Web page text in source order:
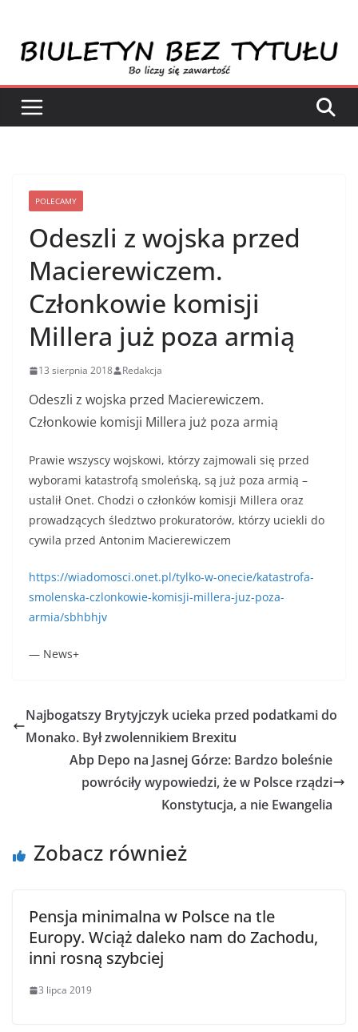
treści
POLECAMY
Odeszli z wojska przed
Macierewiczem.
Członkowie komisji
Millera już poza armią
13 sierpnia 2018 Redakcja
Odeszli z wojska przed Macierewiczem.
Członkowie komisji Millera już poza armią
Prawie wszyscy wojskowi, którzy zajmowali się przed
wyborami katastrofą smoleńską, są już poza armią –
ustalił Onet. Chodzi o członków komisji Millera oraz
prowadzących śledztwo prokuratorów, którzy uciekli do
cywila przed Antonim Macierewiczem
https://wiadomosci.onet.pl/tylko-w-onecie/katastrofa-
smolenska-czlonkowie-komisji-millera-juz-poza-
armia/sbhbhjv
— News+
Najbogatszy Brytyjczyk ucieka przed podatkami do
Monako. Był zwolennikiem Brexitu
Abp Depo na Jasnej Górze: Bardzo boleśnie
powróciły wypowiedzi, że w Polsce rządzi
Konstytucja, a nie Ewangelia
Zobacz również
Pensja minimalna w Polsce na tle
Europy. Wciąż daleko nam do Zachodu,
inni rosną szybciej
3 lipca 2019